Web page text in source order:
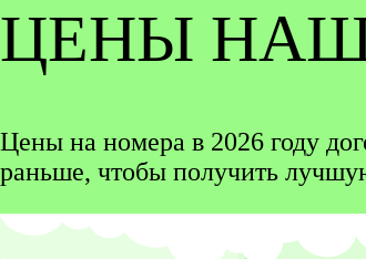
ЦЕНЫ
Цены на номера в 2026 году
раньше, чтобы получить